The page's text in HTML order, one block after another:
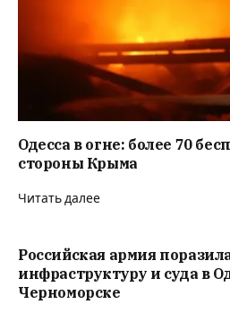
Одесса в огне: более 70
стороны Крыма
Читать далее
Российская армия
инфраструктуру и суда в
Черноморске